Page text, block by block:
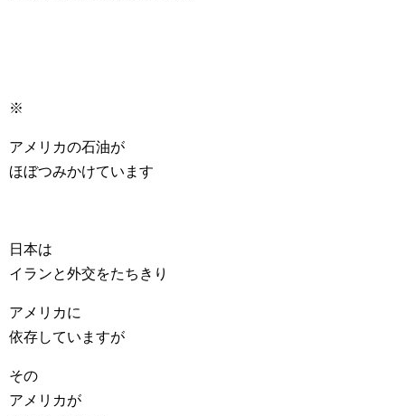
※
アメリカの石油が
ほぼつみかけています
日本は
イランと外交をたちきり
アメリカに
依存していますが
その
アメリカが